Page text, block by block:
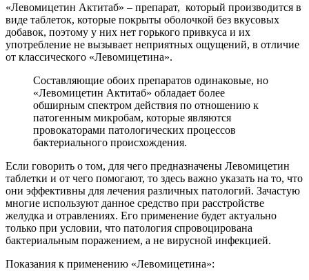
«Левомицетин Актитаб» – препарат, который производится в
виде таблеток, которые покрыты оболочкой без вкусовых
добавок, поэтому у них нет горького привкуса и их
употребление не вызывает неприятных ощущений, в отличие
от классического «Левомицетина».
Составляющие обоих препаратов одинаковые, но
«Левомицетин Актитаб» обладает более
обширным спектром действия по отношению к
патогенным микробам, которые являются
провокаторами патологических процессов
бактериального происхождения.
Если говорить о том, для чего предназначены Левомицетин
таблетки и от чего помогают, то здесь важно указать на то, что
они эффективны для лечения различных патологий. Зачастую
многие используют данное средство при расстройстве
желудка и отравлениях. Его применение будет актуально
только при условии, что патология спровоцирована
бактериальным поражением, а не вирусной инфекцией.
Показания к применению «Левомицетина»: